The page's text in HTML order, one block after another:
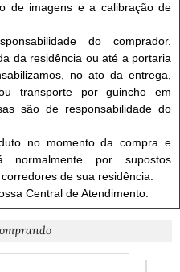
de imagens e a calibração de
do comprador.
da residência ou até a portaria
no ato da entrega,
transporte por guincho em
são de responsabilidade do
no momento da compra e
normalmente por supostos
de sua residência.
Central de Atendimento.